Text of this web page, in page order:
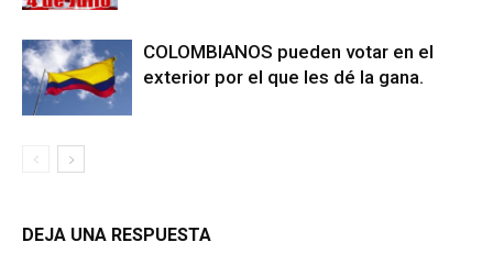
COLOMBIANOS pueden votar en el
exterior por el que les dé la gana.
DEJA UNA RESPUESTA